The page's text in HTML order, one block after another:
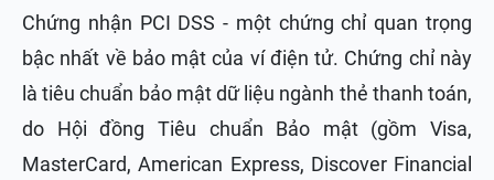
Chứng nhận PCI DSS - một chứng chỉ quan trọng
bậc nhất về bảo mật của ví điện tử. Chứng chỉ này
là tiêu chuẩn bảo mật dữ liệu ngành thẻ thanh toán,
do Hội đồng Tiêu chuẩn Bảo mật (gồm Visa,
MasterCard, American Express, Discover Financial